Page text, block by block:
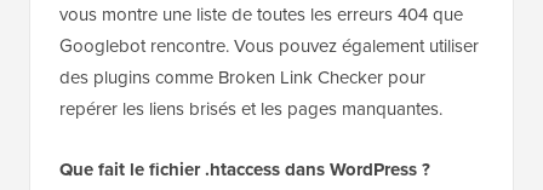
vous montre une liste de toutes les erreurs 404 que
Googlebot rencontre. Vous pouvez également utiliser
des plugins comme Broken Link Checker pour
repérer les liens brisés et les pages manquantes.
Que fait le fichier .htaccess dans WordPress ?